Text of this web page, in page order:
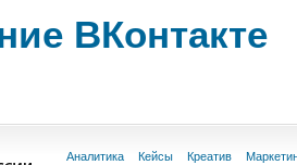
ВКонтакте
Аналитика Кейсы Креатив